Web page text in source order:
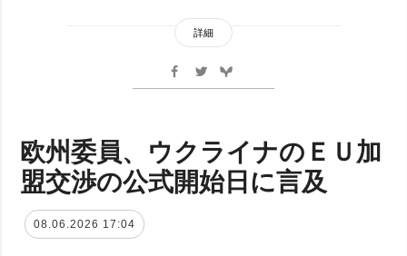
詳細
欧州委員、ウクライナのＥＵ加
盟交渉の公式開始日に言及
08.06.2026 17:04